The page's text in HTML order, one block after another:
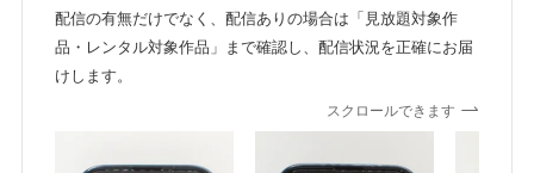
配信の有無だけでなく、配信ありの場合は「見放題対象作
品・レンタル対象作品」まで確認し、配信状況を正確にお届
けします。
スクロールできます